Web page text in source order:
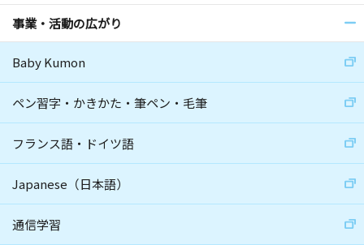
事業・活動の広がり
Baby Kumon
ペン習字・かきかた・筆ペン・毛筆
フランス語・ドイツ語
Japanese（日本語）
通信学習